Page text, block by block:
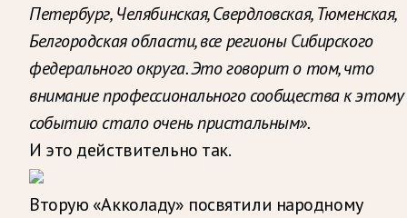
Петербург, Челябинская, Свердловская, Тюменская,
Белгородская области, все регионы Сибирского
федерального округа. Это говорит о том, что
внимание профессионального сообщества к этому
событию стало очень пристальным».
И это действительно так.
Вторую «Акколаду» посвятили народному